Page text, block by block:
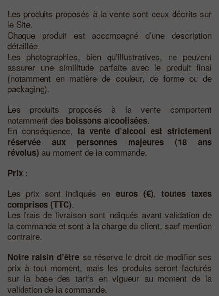
Les produits proposés à la vente sont ceux décrits sur
le Site.
Chaque produit est accompagné d’une description
détaillée.
Les photographies, bien qu’illustratives, ne peuvent
assurer une similitude parfaite avec le produit final
(notamment en matière de couleur, de forme ou de
packaging).
Les produits proposés à la vente comportent
notamment des boissons alcoolisées.
En conséquence, la vente d’alcool est strictement
réservée aux personnes majeures (18 ans
révolus) au moment de la commande.
Prix :
Les prix sont indiqués en euros (€), toutes taxes
comprises (TTC).
Les frais de livraison sont indiqués avant validation de
la commande et sont à la charge du client, sauf mention
contraire.
Notre raisin d’être se réserve le droit de modifier ses
prix à tout moment, mais les produits seront facturés
sur la base des tarifs en vigueur au moment de la
validation de la commande.